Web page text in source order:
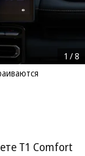
1 /8
T1 Comfort